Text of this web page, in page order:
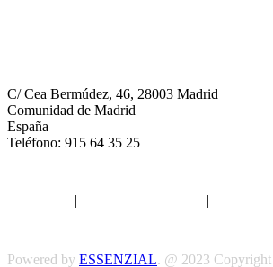
C/ Cea Bermúdez, 46, 28003 Madrid
Comunidad de Madrid
España
Teléfono: 915 64 35 25
| |
Powered by ESSENZIAL. @ 2023 Copyright